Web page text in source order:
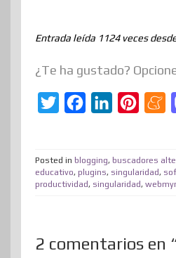
Entrada leída 1124 veces
¿Te ha gustado?
t
t
e
b
k
k
e
n
t
e
s
M
e
a
Posted in blogging, buscadores
educativo, plugins, singularidad,
productividad, singularidad,
2 comentarios en